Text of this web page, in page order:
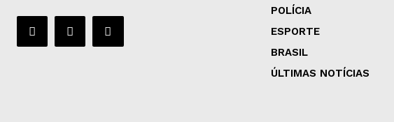
POLÍCIA
ESPORTE
BRASIL
ÚLTIMAS NOTÍCIAS